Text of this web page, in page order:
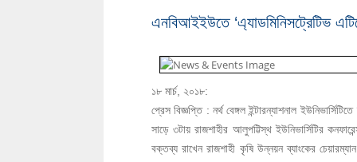
এনবিআইইউতে ‘এ্যাডমিনিসট্রেটিভ
১৮ মার্চ, ২০১৮:
প্রেস বিজ্ঞপ্তি : নর্থ বেঙ্গল ইন্টারন্যাশনাল
সাড়ে ৩টায় রাজশাহীর আলুপট্টিস্থ ইউনিভার্সিটির
বক্তব্য রাখেন রাজশাহী কৃষি উন্নয়ন ব্যাংকের